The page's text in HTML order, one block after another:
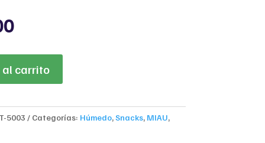
Current
price
is:
$9,800.
carrito
5003 Categorías: Húmedo,Snacks, MIAU,